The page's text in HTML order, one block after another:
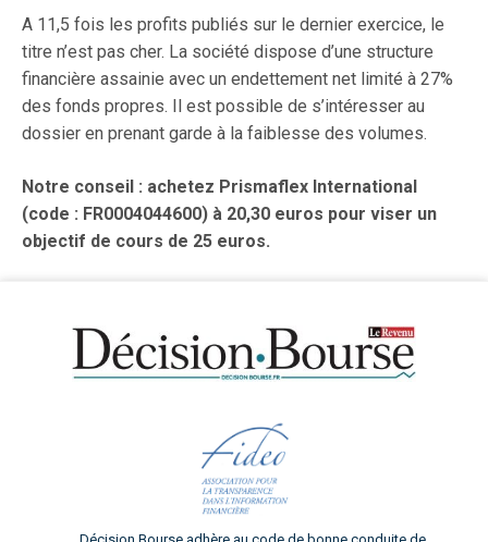
A 11,5 fois les profits publiés sur le dernier exercice, le
titre n’est pas cher. La société dispose d’une structure
financière assainie avec un endettement net limité à 27%
des fonds propres. Il est possible de s’intéresser au
dossier en prenant garde à la faiblesse des volumes.
Notre conseil : achetez Prismaflex International
(code : FR0004044600) à 20,30 euros pour viser un
objectif de cours de 25 euros.